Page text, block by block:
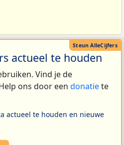
actueel te houden
Vind je de
ons door een donatiete
actueel te houden en nieuwe